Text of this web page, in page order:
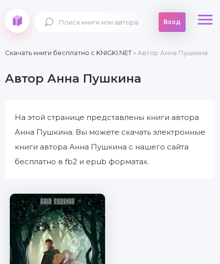
Вход
Скачать книги бесплатно c KNIGKI.NET» Автор Анна Пушкина
Автор Анна Пушкина
На этой странице представлены книги автора
Анна Пушкина. Вы можете скачать электронные
книги автора Анна Пушкина с нашего сайта
бесплатно в fb2 и epub форматах.